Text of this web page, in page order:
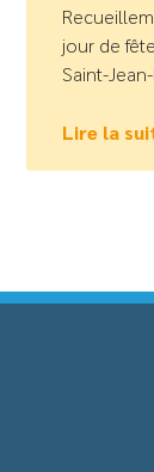
jour de
Saint-
Lire la